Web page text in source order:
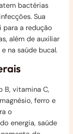
bactérias
Sua
a redução
além de auxiliar
na saúde bucal.
B, vitamina C,
ferro e
o
energia, saúde